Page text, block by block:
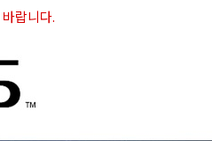
랍니다.